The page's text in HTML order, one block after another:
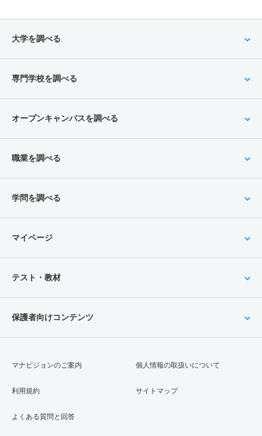
大学を調べる
専門学校を調べる
オープンキャンパスを調べる
職業を調べる
学問を調べる
マイページ
テスト・教材
保護者向けコンテンツ
マナビジョンのご案内
利用規約
よくある質問と回答
個人情報の取扱いについて
サイトマップ